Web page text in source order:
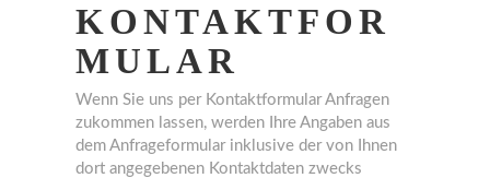
KONTAKTFOR
MULAR
Wenn Sie uns per Kontaktformular Anfragen
zukommen lassen, werden Ihre Angaben aus
dem Anfrageformular inklusive der von Ihnen
dort angegebenen Kontaktdaten zwecks